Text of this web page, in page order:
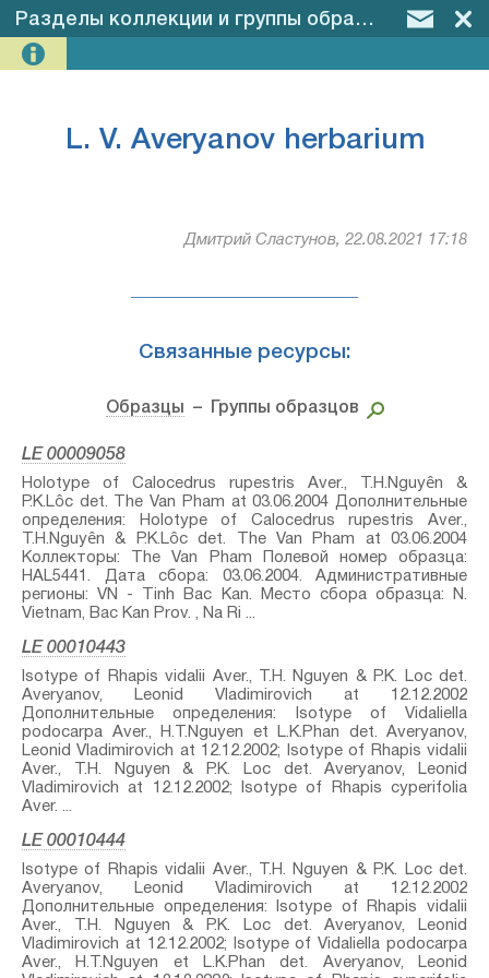
Разделы коллекции и группы образцов –L. V.
L. V. Averyanov herbarium
Дмитрий Сластунов, 22.08.2021 17:18
Связанные ресурсы:
Образцы – Группы образцов
LE 00009058
Holotype of Calocedrus rupestris Aver., T.H.Nguyên &
P.K.Lôc⁣ det. The Van Pham at 03.06.2004 Дополнительные
определения: Holotype of Calocedrus rupestris Aver.,
T.H.Nguyên & P.K.Lôc⁣ det. The Van Pham at 03.06.2004
Коллекторы: The Van Pham Полевой номер образца:
HAL5441. Дата сбора: 03.06.2004. Административные
регионы: VN - Tinh Bac Kan. Место сбора образца: N.
Vietnam, Bac Kan Prov. , Na Ri ...
LE 00010443
Isotype of Rhapis vidalii Aver., T.H. Nguyen & P.K. Loc⁣ det.
Averyanov, Leonid Vladimirovich at 12.12.2002
Дополнительные определения: Isotype of Vidaliella
podocarpa Aver., H.T.Nguyen et L.K.Phan⁣ det. Averyanov,
Leonid Vladimirovich at 12.12.2002; Isotype of Rhapis vidalii
Aver., T.H. Nguyen & P.K. Loc⁣ det. Averyanov, Leonid
Vladimirovich at 12.12.2002; Isotype of Rhapis cyperifolia
Aver.⁣ ...
LE 00010444
Isotype of Rhapis vidalii Aver., T.H. Nguyen & P.K. Loc⁣ det.
Averyanov, Leonid Vladimirovich at 12.12.2002
Дополнительные определения: Isotype of Rhapis vidalii
Aver., T.H. Nguyen & P.K. Loc⁣ det. Averyanov, Leonid
Vladimirovich at 12.12.2002; Isotype of Vidaliella podocarpa
Aver., H.T.Nguyen et L.K.Phan⁣ det. Averyanov, Leonid